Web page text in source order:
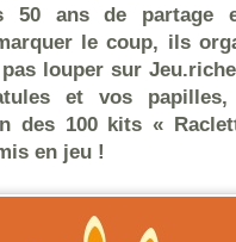
50 ans de partage
le coup, ils
louper sur
et vos
des 100 kits «
en jeu !